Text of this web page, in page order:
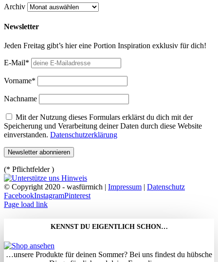
Archiv
Newsletter
Jeden Freitag gibt’s hier eine Portion Inspiration exklusiv für dich!
E-Mail*
Vorname*
Nachname
Mit der Nutzung dieses Formulars erklärst du dich mit der
Speicherung und Verarbeitung deiner Daten durch diese Website
einverstanden. Datenschutzerklärung
(* Pflichtfelder )
© Copyright 2020 - wasfürmich | Impressum | Datenschutz
FacebookInstagramPinterest
Page load link
KENNST DU EIGENTLICH SCHON…
…unsere Produkte für deinen Sommer? Bei uns findest du hübsche